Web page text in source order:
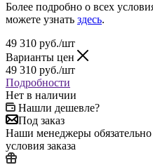
Более подробно о всех
можете узнать здесь.
49 310 руб./шт
Варианты цен
49 310 руб./шт
Подробности
Нет в наличии
Нашли дешевле?
Под заказ
Наши менеджеры
условия заказа